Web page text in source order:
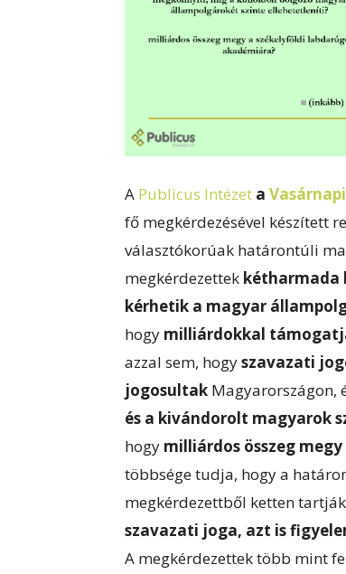
A Publicus Intézet a
fő megkérdezésével készített
választókorúak határontúli
megkérdezettek kétharmada
kérhetik a magyar
hogy milliárdokkal
azzal sem, hogyszavazati
jogosultak Magyarországon,
és a kivándorolt magyarok
hogy milliárdos összeg
többsége tudja, hogy a
megkérdezettből ketten
szavazati joga, azt is
A megkérdezettek több mint